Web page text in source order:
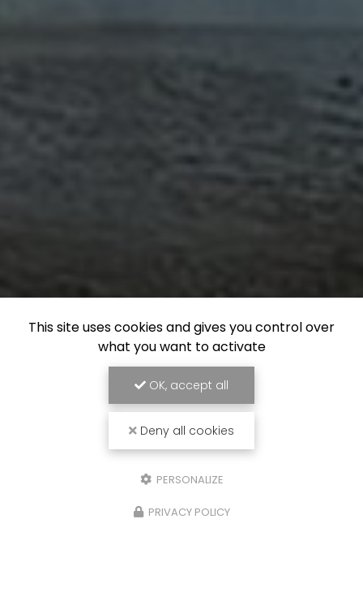
This site uses cookies and gives you control over
what you want to activate
OK, accept all
Deny all cookies
PERSONALIZE
PRIVACY POLICY